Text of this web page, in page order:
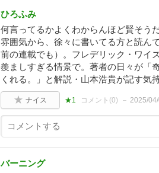
ひろふみ
何言ってるかよくわからんほど賢そう
雰囲気から、徐々に書いてる方と読ん
前の連載でも）。フレデリック・ワイ
羨ましすぎる情景で。著者の日々が「
くれる。」と解説・山本浩貴が記す気
ナイス ★1 コメント(0) 2025/
バーニング